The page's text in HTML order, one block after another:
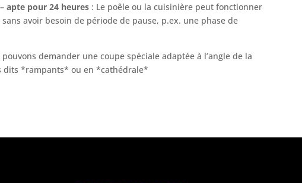
apte pour 24 heures : Le poêle ou la cuisinière peut fonctionner
avoir besoin de période de pause, p.ex. une phase de
demander une coupe spéciale adaptée à l’angle de la
dits *rampants* ou en *cathédrale*